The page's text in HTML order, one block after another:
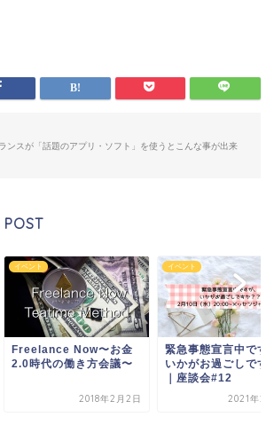
ンスが「話題のアプリ・ソフト」を使うとこんな事が出来
POST
イベント
Freelance Now〜お金
2.0時代の働き方会議〜
2018年2月2日
イベント
緊急事態宣言中です
いかがお過ごしです
｜座談会#12
2021年2